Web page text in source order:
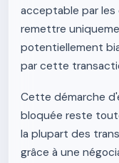
acceptable par
remettre
potentiellement
par cette
Cette démarche
bloquée reste
la plupart des
grâce à une